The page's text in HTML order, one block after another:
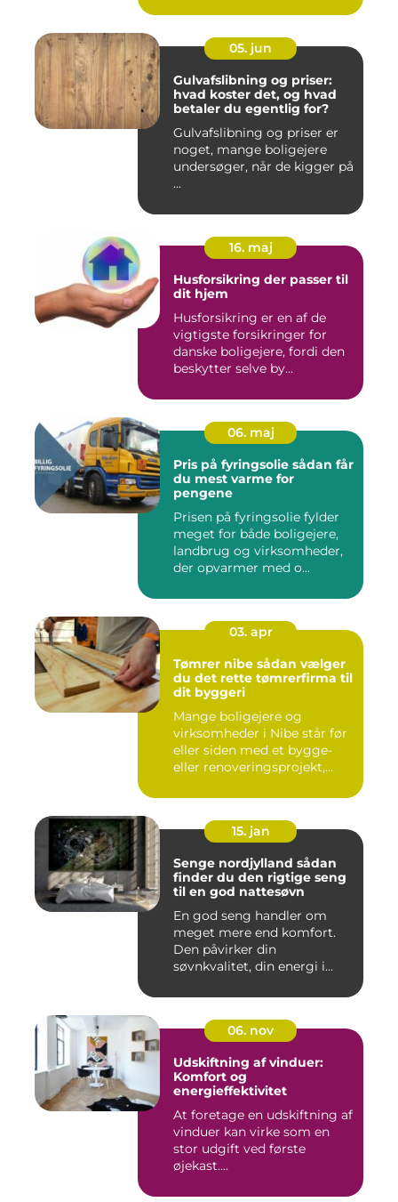
05. jun
Gulvafslibning og priser:
hvad koster det, og hvad
betaler du egentlig for?
Gulvafslibning og priser er
noget, mange boligejere
undersøger, når de kigger på
...
16. maj
Husforsikring der passer til
dit hjem
Husforsikring er en af de
vigtigste forsikringer for
danske boligejere, fordi den
beskytter selve by...
06. maj
Pris på fyringsolie sådan får
du mest varme for
pengene
Prisen på fyringsolie fylder
meget for både boligejere,
landbrug og virksomheder,
der opvarmer med o...
03. apr
Tømrer nibe sådan vælger
du det rette tømrerfirma til
dit byggeri
Mange boligejere og
virksomheder i Nibe står før
eller siden med et bygge-
eller renoveringsprojekt,...
15. jan
Senge nordjylland sådan
finder du den rigtige seng
til en god nattesøvn
En god seng handler om
meget mere end komfort.
Den påvirker din
søvnkvalitet, din energi i
06. nov
Udskiftning af vinduer:
Komfort og
energieffektivitet
At foretage en udskiftning af
vinduer kan virke som en
stor udgift ved første
øjekast....